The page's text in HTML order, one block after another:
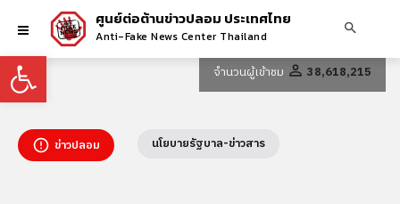
Open toolbar
ศูนย์ต่อต้านข่าวปลอม ประเทศไทย
Anti-Fake News Center Thailand
จำนวนผู้เข้าชม 38,618,215
ข่าวปลอม นโยบายรัฐบาล-ข่าวสาร